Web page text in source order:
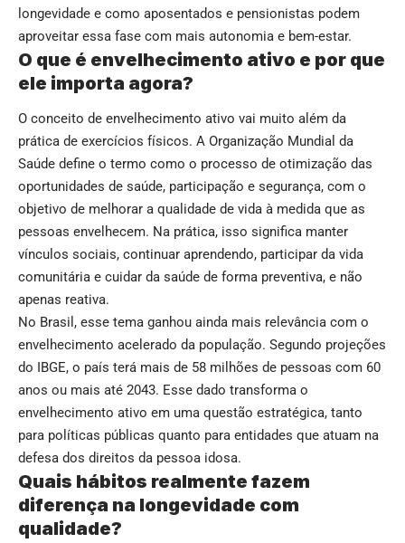
longevidade e como aposentados e pensionistas podem
aproveitar essa fase com mais autonomia e bem-estar.
O que é envelhecimento ativo e por que
ele importa agora?
O conceito de envelhecimento ativo vai muito além da
prática de exercícios físicos. A Organização Mundial da
Saúde define o termo como o processo de otimização das
oportunidades de saúde, participação e segurança, com o
objetivo de melhorar a qualidade de vida à medida que as
pessoas envelhecem. Na prática, isso significa manter
vínculos sociais, continuar aprendendo, participar da vida
comunitária e cuidar da saúde de forma preventiva, e não
apenas reativa.
No Brasil, esse tema ganhou ainda mais relevância com o
envelhecimento acelerado da população. Segundo projeções
do IBGE, o país terá mais de 58 milhões de pessoas com 60
anos ou mais até 2043. Esse dado transforma o
envelhecimento ativo em uma questão estratégica, tanto
para políticas públicas quanto para entidades que atuam na
defesa dos direitos da pessoa idosa.
Quais hábitos realmente fazem
diferença na longevidade com
qualidade?